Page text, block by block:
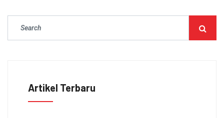
Artikel Terbaru